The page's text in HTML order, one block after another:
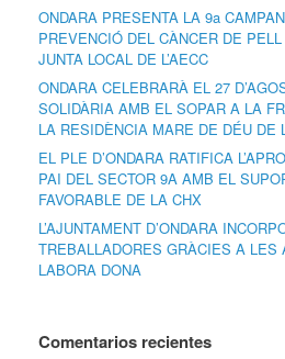
ONDARA PRESENTA LA 9a
PREVENCIÓ DEL CÀNCER DE
JUNTA LOCAL DE L’AECC
ONDARA CELEBRARÀ EL 27
SOLIDÀRIA AMB EL SOPAR A LA
LA RESIDÈNCIA MARE DE DÉU DE
EL PLE D’ONDARA RATIFICA
PAI DEL SECTOR 9A AMB EL
FAVORABLE DE LA CHX
L’AJUNTAMENT D’ONDARA
TREBALLADORES GRÀCIES A LES
LABORA DONA
Comentarios recientes